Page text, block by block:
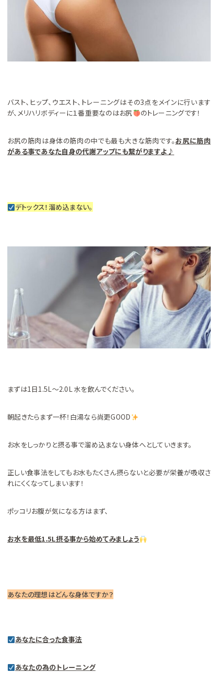
バスト、ヒップ、ウエスト、トレーニングはその3点をメインに行います
が、メリハリボディーに１番重要なのはお尻
のトレーニングです！
お尻の筋肉は身体の筋肉の中でも最も大きな筋肉です。お尻に筋肉
がある事であなた自身の代謝アップにも繋がりますよ♪
デトックス！溜め込まない。
まずは1日1.5L〜2.0L 水を飲んでください。
朝起きたらまず一杯！白湯なら尚更GOOD
お水をしっかりと摂る事で溜め込まない身体へとしていきます。
正しい食事法をしてもお水もたくさん摂らないと必要が栄養が吸収さ
れにくくなってしまいます！
ポッコリお腹が気になる方はまず、
お水を最低1.5L摂る事から始めてみましょう
あなたの理想はどんな身体ですか？
あなたに合った食事法
あなたの為のトレーニング